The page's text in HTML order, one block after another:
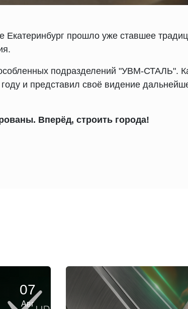
Екатеринбург прошло уже ставшее
подразделений "УВМ-СТАЛЬ".
и представил своё видение
Вперёд, строить города!
07
Авг